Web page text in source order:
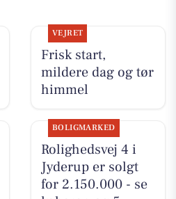
VEJRET
Frisk start,
mildere dag og tør
himmel
BOLIGMARKED
Rolighedsvej 4 i
Jyderup er solgt
for 2.150.000 - se